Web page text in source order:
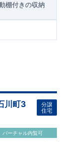
棚付きの収納
ョン
7分 ・オーケ
い、最良のプラ
えることで、
・東栄住宅
基準法で定め
倒壊、崩壊しな
点検と、
年
き合いだと考
東栄住宅グル
もって対応い
川町3
分譲
住宅
バーチャル内覧可